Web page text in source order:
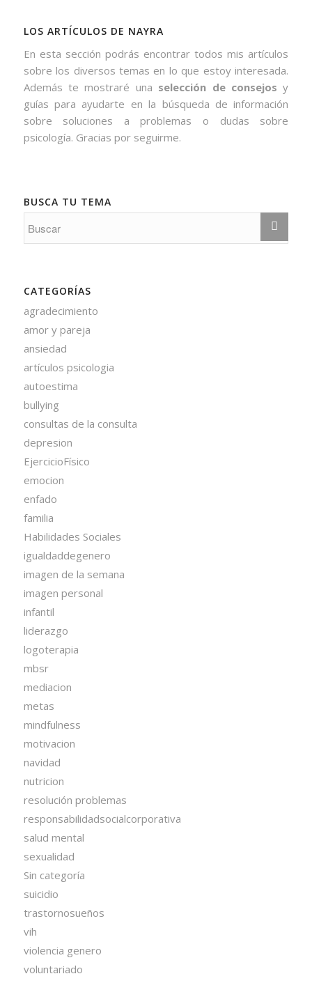
LOS ARTÍCULOS DE NAYRA
En esta sección podrás encontrar todos mis artículos
sobre los diversos temas en lo que estoy interesada.
Además te mostraré una selección de consejos y
guías para ayudarte en la búsqueda de información
sobre soluciones a problemas o dudas sobre
psicología. Gracias por seguirme.
BUSCA TU TEMA
CATEGORÍAS
agradecimiento
amor y pareja
ansiedad
artículos psicologia
autoestima
bullying
consultas de la consulta
depresion
EjercicioFísico
emocion
enfado
familia
Habilidades Sociales
igualdaddegenero
imagen de la semana
imagen personal
infantil
liderazgo
logoterapia
mbsr
mediacion
metas
mindfulness
motivacion
navidad
nutricion
resolución problemas
responsabilidadsocialcorporativa
salud mental
sexualidad
Sin categoría
suicidio
trastornosueños
vih
violencia genero
voluntariado